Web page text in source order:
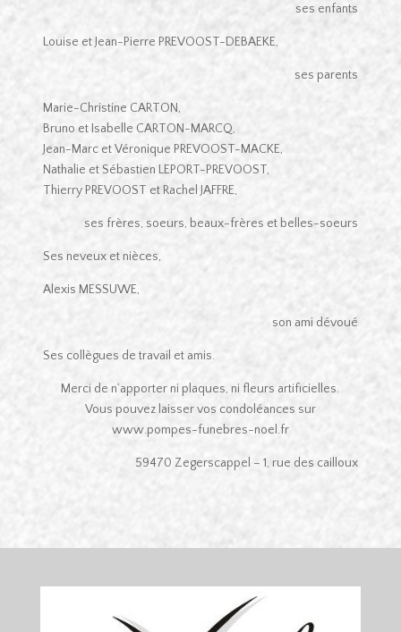
ses enfants
Louise et Jean-Pierre PREVOOST-DEBAEKE,
ses parents
Marie-Christine CARTON,
Bruno et Isabelle CARTON-MARCQ,
Jean-Marc et Véronique PREVOOST-MACKE,
Nathalie et Sébastien LEPORT-PREVOOST,
Thierry PREVOOST et Rachel JAFFRE,
ses frères, soeurs, beaux-frères et belles-soeurs
Ses neveux et nièces,
Alexis MESSUWE,
son ami dévoué
Ses collègues de travail et amis.
Merci de n’apporter ni plaques, ni fleurs artificielles.
Vous pouvez laisser vos condoléances sur
www.pompes-funebres-noel.fr
59470 Zegerscappel – 1, rue des cailloux